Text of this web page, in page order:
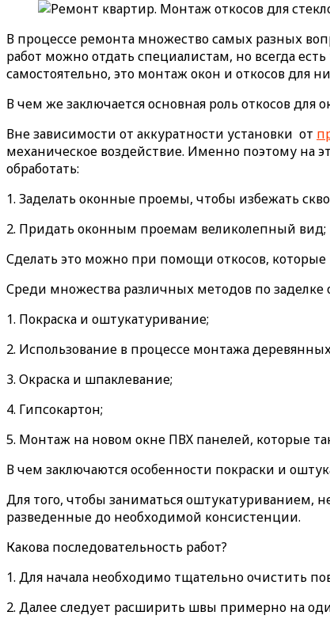
В процессе ремонта множество самых разных
работ можно отдать специалистам, но всегда
самостоятельно, это монтаж окон и откосов для
В чем же заключается основная роль откосов для
Вне зависимости от аккуратности установки от
механическое воздействие. Именно поэтому на
обработать:
1. Заделать оконные проемы, чтобы избежать
2. Придать оконным проемам великолепный вид;
Сделать это можно при помощи откосов,
Среди множества различных методов по заделке
1. Покраска и оштукатуривание;
2. Использование в процессе монтажа
3. Окраска и шпаклевание;
4. Гипсокартон;
5. Монтаж на новом окне ПВХ панелей, которые
В чем заключаются особенности покраски и
Для того, чтобы заниматься оштукатуриванием,
разведенные до необходимой консистенции.
Какова последовательность работ?
1. Для начала необходимо тщательно очистить
2. Далее следует расширить швы примерно на